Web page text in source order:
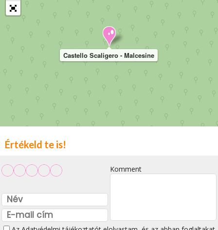
Castello Scaligero - Malcesine
Értékeld te is!
Komment